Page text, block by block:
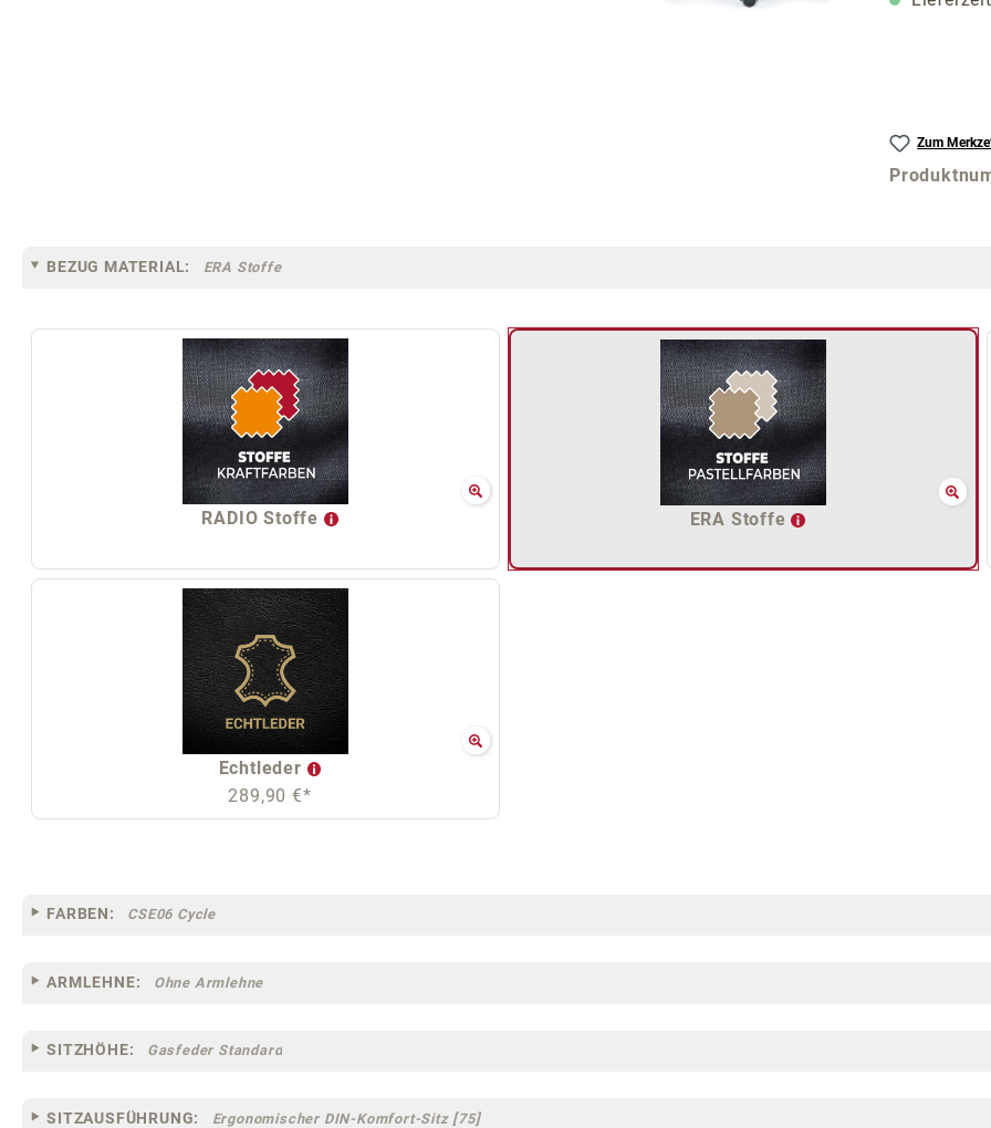
Zum
BEZUG MATERIAL: ERA Stoffe
RADIO Stoffe ERA Stoffe
Echtleder
289,90 €*
FARBEN: CSE06 Cycle
ARMLEHNE: Ohne Armlehne
SITZHÖHE: Gasfeder Standard
SITZAUSFÜHRUNG: Ergonomischer DIN-Komfort-Sitz [75]